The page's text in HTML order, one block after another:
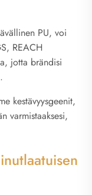
PU, voi
REACH
jotta brändisi
kestävyysgeenit,
varmistaaksesi,